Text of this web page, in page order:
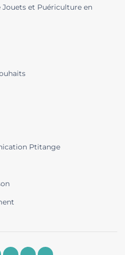
Jouets et Puériculture en
Ptitange